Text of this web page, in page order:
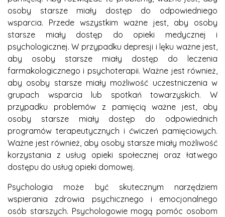
osoby starsze miały dostęp do odpowiedniego
wsparcia. Przede wszystkim ważne jest, aby osoby
starsze miały dostęp do opieki medycznej i
psychologicznej. W przypadku depresji i lęku ważne jest,
aby osoby starsze miały dostęp do leczenia
farmakologicznego i psychoterapii. Ważne jest również,
aby osoby starsze miały możliwość uczestniczenia w
grupach wsparcia lub spotkań towarzyskich. W
przypadku problemów z pamięcią ważne jest, aby
osoby starsze miały dostęp do odpowiednich
programów terapeutycznych i ćwiczeń pamięciowych.
Ważne jest również, aby osoby starsze miały możliwość
korzystania z usług opieki społecznej oraz łatwego
dostępu do usług opieki domowej.
Psychologia może być skutecznym narzędziem
wspierania zdrowia psychicznego i emocjonalnego
osób starszych. Psychologowie mogą pomóc osobom